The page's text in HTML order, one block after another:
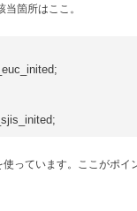
箇所はここ。
っています。ここがポ